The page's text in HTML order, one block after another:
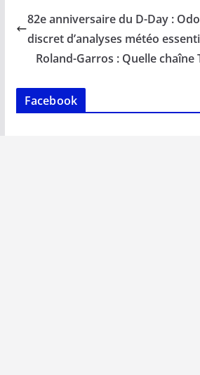
b
o
o
k
l s
A
p
e
dI
n
82e anniversaire du D-Day :
discret d’analyses météo
Roland-Garros : Quelle
Facebook